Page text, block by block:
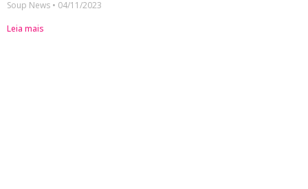
Soup News
04/11/2023
Leia mais